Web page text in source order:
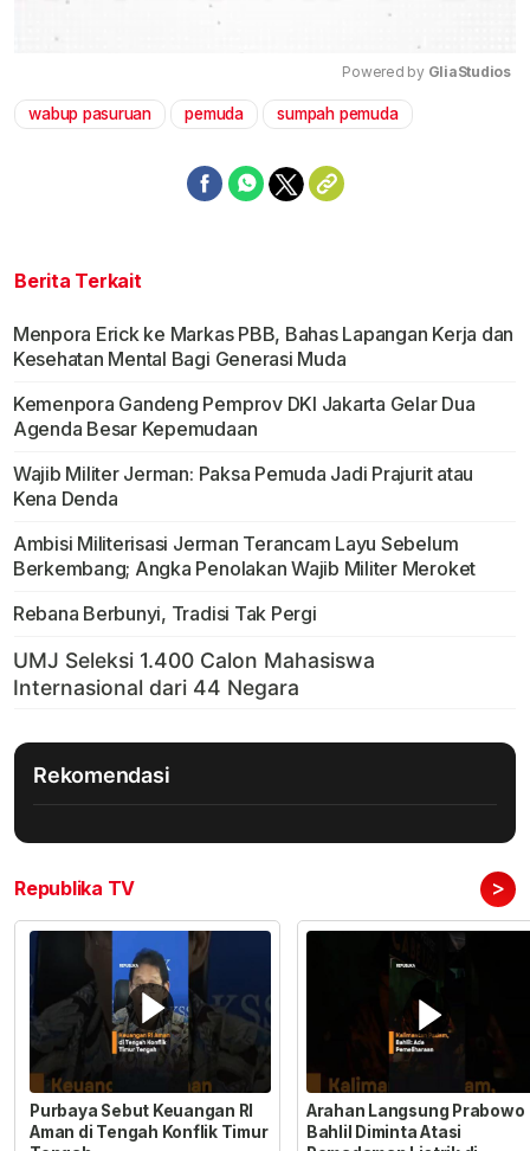
Powered by GliaStudios
wabup pasuruan pemuda sumpah pemuda
Berita Terkait
Menpora Erick ke Markas PBB, Bahas Lapangan Kerja dan
Kesehatan Mental Bagi Generasi Muda
Kemenpora Gandeng Pemprov DKI Jakarta Gelar Dua
Agenda Besar Kepemudaan
Wajib Militer Jerman: Paksa Pemuda Jadi Prajurit atau
Kena Denda
Ambisi Militerisasi Jerman Terancam Layu Sebelum
Berkembang; Angka Penolakan Wajib Militer Meroket
Rebana Berbunyi, Tradisi Tak Pergi
Rekomendasi
Republika TV >
Purbaya Sebut Keuangan RI
Aman di Tengah Konflik Timur
Arahan Langsung Prabowo
Bahlil Diminta Atasi